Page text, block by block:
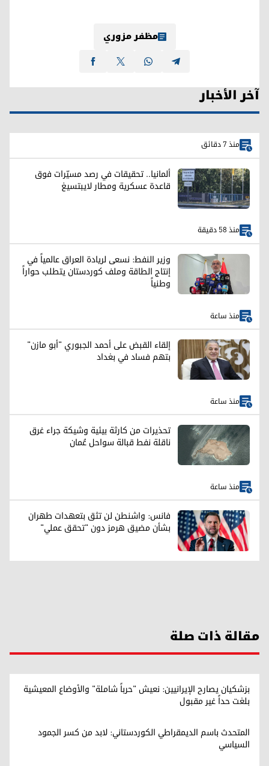
مظفر مزوري
آخر الأخبار
منذ 7 دقائق
ألمانيا.. تحقيقات في رصد مسيّرات فوق
قاعدة عسكرية ومطار لايبتسيغ
منذ 58 دقيقة
وزير النفط: نسعى لريادة العراق عالمياً في
إنتاج الطاقة وملف كوردستان يتطلب حواراً
وطنياً
منذ ساعة
إلقاء القبض على أحمد الجبوري "أبو مازن"
بتهم فساد في بغداد
منذ ساعة
تحذيرات من كارثة بيئية وشيكة جراء غرق
ناقلة نفط قبالة سواحل عُمان
منذ ساعة
فانس: واشنطن لن تثق بتعهدات طهران
بشأن مضيق هرمز دون "تحقق عملي"
مقالة ذات صلة
بزشكيان يصارح الإيرانيين: نعيش "حرباً شاملة" والأوضاع المعيشية
بلغت حداً غير مقبول
المتحدث باسم الديمقراطي الكوردستاني: لابد من كسر الجمود
السياسي